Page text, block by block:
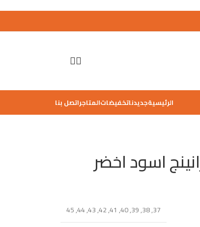
الرئيسيةجديدناتخفيضاتالمتاجراتصل بنا
37
,
38
,
39
,
40
,
41
,
42
,
43
,
44
,
45